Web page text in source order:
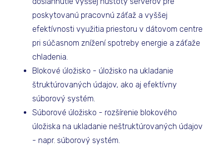
poskytovanú pracovnú záťaž a vyššej
efektívnosti využitia priestoru v dátovom centre
pri súčasnom znížení spotreby energie a záťaže
chladenia.
Blokové úložisko - úložisko na ukladanie
štruktúrovaných údajov, ako aj efektívny
súborový systém.
Súborové úložisko - rozšírenie blokového
úložiska na ukladanie neštruktúrovaných údajov
- napr. súborový systém.